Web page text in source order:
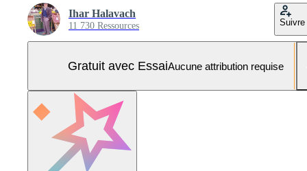
Ihar Halavach
11 730 Ressources Suivre
Gratuit avec EssaiAucune attribution requise